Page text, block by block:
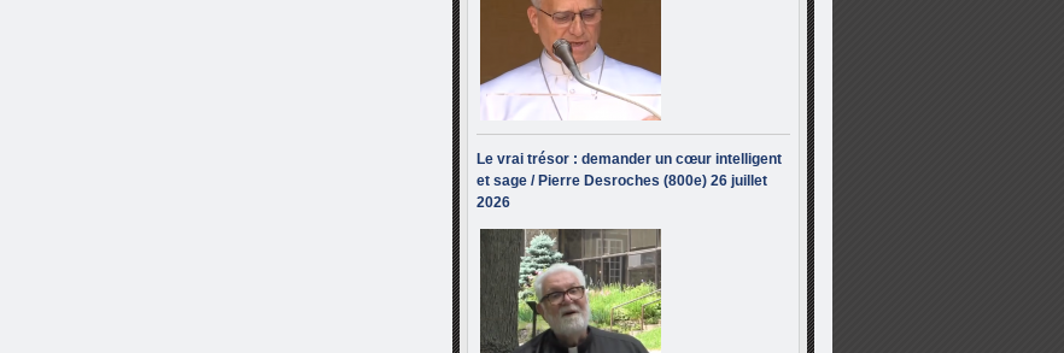
Le vrai trésor : demander un cœur intelligent
et sage / Pierre Desroches (800e) 26 juillet
2026